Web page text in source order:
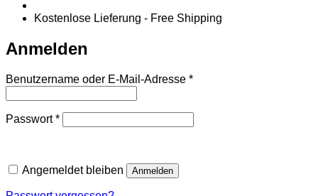
Kostenlose Lieferung - Free Shipping
Anmelden
Benutzername oder E-Mail-Adresse *Erforderlich
Passwort*Erforderlich
Angemeldet bleiben Anmelden